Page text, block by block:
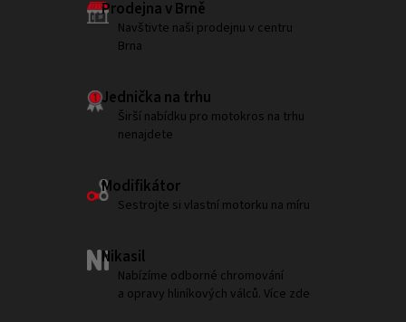
Prodejna v Brně
Navštivte naši prodejnu v centru
Brna
Jednička na trhu
Širší nabídku pro motokros na trhu
nenajdete
Modifikátor
Sestrojte si vlastní motorku na míru
Nikasil
Nabízíme odborné chromování
a opravy hliníkových válců. Více zde